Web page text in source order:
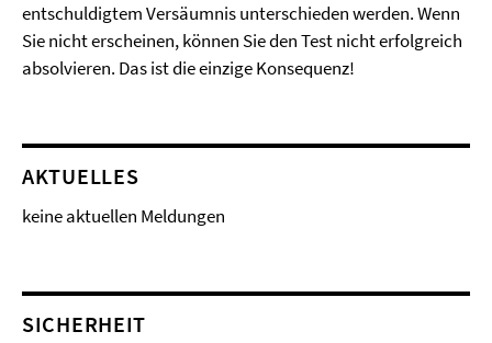
entschuldigtem Versäumnis unterschieden werden. Wenn
Sie nicht erscheinen, können Sie den Test nicht erfolgreich
absolvieren. Das ist die einzige Konsequenz!
AKTUELLES
keine aktuellen Meldungen
SICHERHEIT